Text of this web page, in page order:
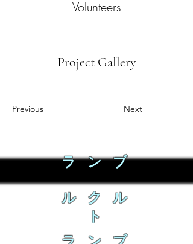
Volunteers
Project Gallery
Previous Next
ラ ン ブ
ル ク ル
ト